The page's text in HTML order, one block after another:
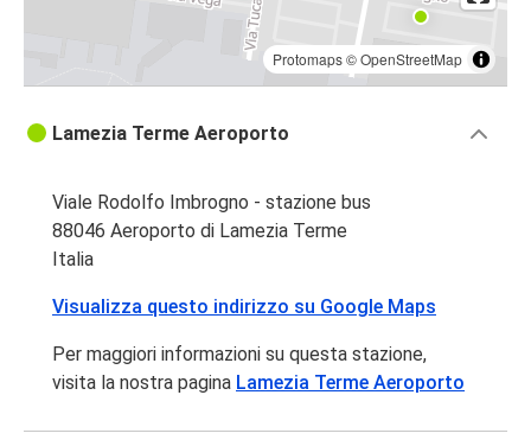
Protomaps©OpenStreetMap
Lamezia Terme Aeroporto
Viale Rodolfo Imbrogno - stazione bus
88046 Aeroporto di Lamezia Terme
Italia
Visualizza questo indirizzo su Google Maps
Per maggiori informazioni su questa stazione,
visita la nostra pagina Lamezia Terme Aeroporto